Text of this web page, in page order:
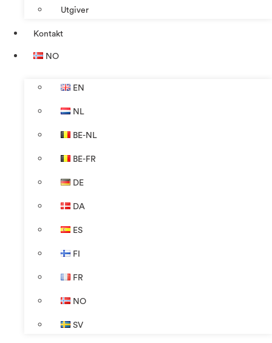
Utgiver
Kontakt
NO
EN
NL
BE-NL
BE-FR
DE
DA
ES
FI
FR
NO
SV